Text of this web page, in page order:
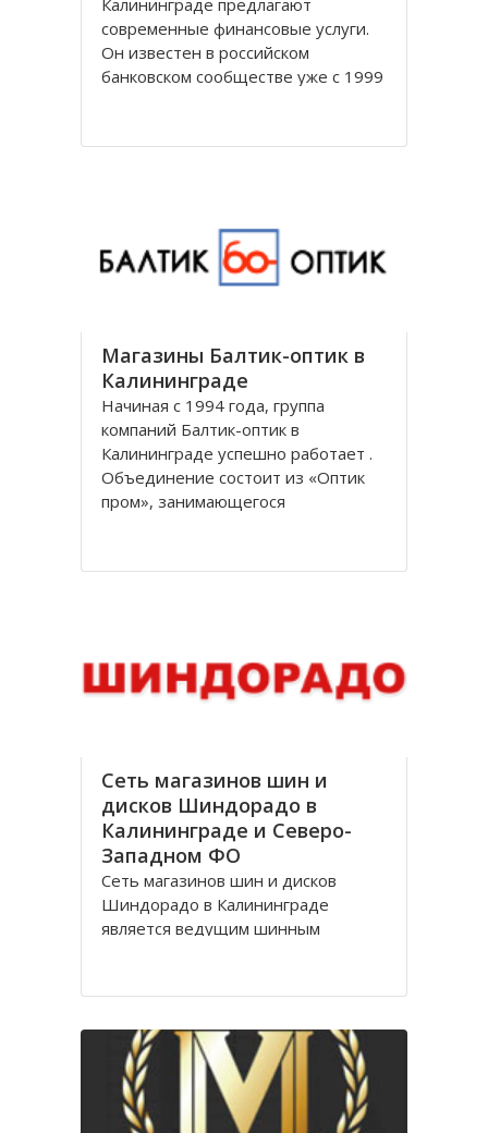
Калининграде предлагают
современные финансовые услуги.
Он известен в российском
банковском сообществе уже с 1999
настоящее время он является
Магазины Балтик-оптик в
Калининграде
Начиная с 1994 года, группа
компаний Балтик-оптик в
Калининграде успешно работает .
Объединение состоит из «Оптик
пром», занимающегося
оптическая компания,
Сеть магазинов шин и
дисков Шиндорадо в
Калининграде и Северо-
Западном ФО
Сеть магазинов шин и дисков
Шиндорадо в Калининграде
является ведущим шинным
восемь магазинов, но компания не
желает останавливаться на
достигнутом уровне и продолжает
расширяться.
Магазины Шиндорадо в